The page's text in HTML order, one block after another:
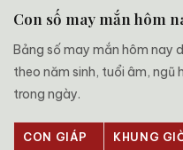
Con số may mắn hôm
Bảng số may mắn hôm nay
theo năm sinh, tuổi âm, ngũ
trong ngày.
CON GIÁP KHUNG